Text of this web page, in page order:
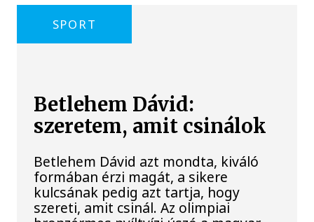
SPORT
Betlehem Dávid:
szeretem, amit csinálok
Betlehem Dávid azt mondta, kiváló
formában érzi magát, a sikere
kulcsának pedig azt tartja, hogy
szereti, amit csinál. Az olimpiai